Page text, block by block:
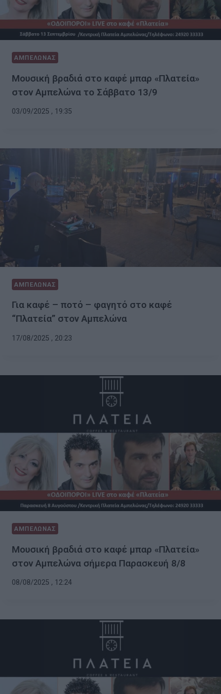
ΑΜΠΕΛΩΝΑΣ
Μουσική βραδιά στο καφέ μπαρ «Πλατεία»
στον Αμπελώνα το Σάββατο 13/9
03/09/2025 , 19:35
ΑΜΠΕΛΩΝΑΣ
Για καφέ – ποτό – φαγητό στο καφέ
“Πλατεία” στον Αμπελώνα
17/08/2025 , 20:23
ΑΜΠΕΛΩΝΑΣ
Μουσική βραδιά στο καφέ μπαρ «Πλατεία»
στον Αμπελώνα σήμερα Παρασκευή 8/8
08/08/2025 , 12:24